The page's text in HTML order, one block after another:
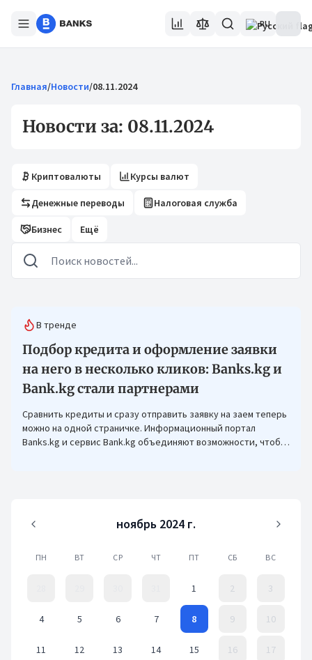
RU
Главная/Новости/08.11.2024
Новости за: 08.11.2024
Криптовалюты Курсы валют
Денежные переводы Налоговая служба
Бизнес Ещё
В тренде
Подбор кредита и оформление заявки
на него в несколько кликов: Banks.kg и
Bank.kg стали партнерами
Сравнить кредиты и сразу отправить заявку на заем теперь
можно на одной страничке. Информационный портал
Banks.kg и сервис Bank.kg объединяют возможности, чтобы
ноябрь 2024 г.
ПН ВТ СР ЧТ ПТ СБ ВС
1 2 3
4 5 6 7 8 9 10
11 12 13 14 15 16 17